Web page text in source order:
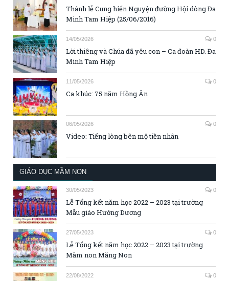
Thánh lễ Cung hiến Nguyện đường Hội dòng Đa
Minh Tam Hiệp (25/06/2016)
14/05/2026 0
Lời thiêng và Chúa đã yêu con – Ca đoàn HD. Đa
Minh Tam Hiệp
11/05/2026 0
Ca khúc: 75 năm Hồng Ân
06/05/2026 0
Video: Tiếng lòng bên mộ tiền nhân
GIÁO DỤC MẦM NON
30/05/2023 0
Lễ Tổng kết năm học 2022 – 2023 tại trường
Mẫu giáo Hướng Dương
27/05/2023 0
Lễ Tổng kết năm học 2022 – 2023 tại trường
Mầm non Măng Non
22/08/2022 0